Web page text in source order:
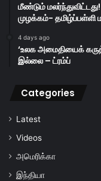
மீண்டும்
முழக்கம்- தமிழ்ப்பள்ளி
4 days ago
‘உலக அமைதியைக்
இல்லை – ட்ரம்ப்
Categories
Latest
Videos
அமெரிக்கா
இந்தியா